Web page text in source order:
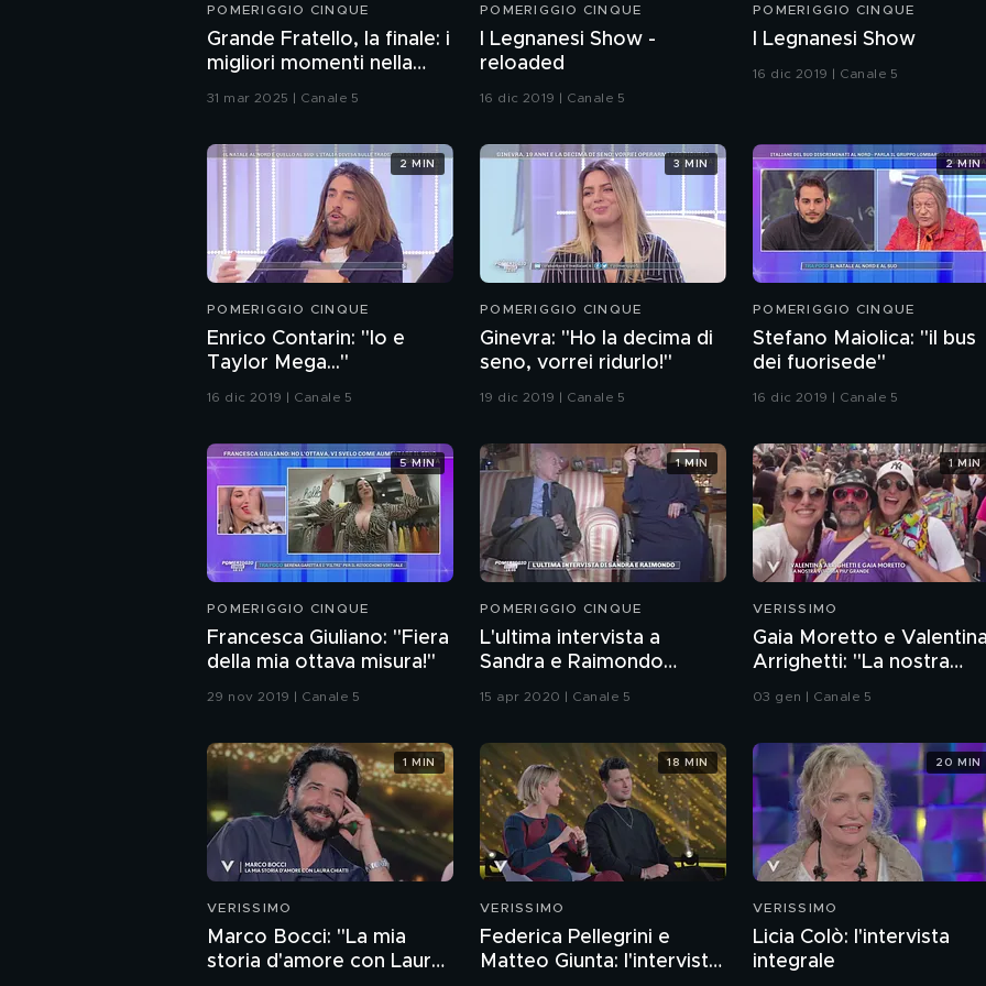
POMERIGGIO CINQUE
Grande Fratello, la finale: i
migliori momenti nella
31 mar 2025 | Canale 5
POMERIGGIO CINQUE
I Legnanesi Show -
reloaded
16 dic 2019 | Canale 5
POMERIGGIO CINQUE
I Legnanesi Show
16 dic 2019 | Canale 5
POMERIGGIO CINQUE
Enrico Contarin: "Io e
Taylor Mega..."
16 dic 2019 | Canale 5
2 MIN
POMERIGGIO CINQUE
Ginevra: "Ho la decima di
seno, vorrei ridurlo!"
19 dic 2019 | Canale 5
3 MIN
POMERIGGIO CINQUE
Stefano Maiolica: "il bus
dei fuorisede"
16 dic 2019 | Canale 5
2 MIN
POMERIGGIO CINQUE
Francesca Giuliano: "Fiera
della mia ottava misura!"
29 nov 2019 | Canale 5
5 MIN
POMERIGGIO CINQUE
L'ultima intervista a
Sandra e Raimondo
15 apr 2020 | Canale 5
1 MIN
VERISSIMO
Gaia Moretto e
Arrighetti: "La nostra
vittoria più grande"
03 gen | Canale 5
1 MIN
VERISSIMO
Marco Bocci: "La mia
storia d'amore con Laura
1 MIN
VERISSIMO
Federica Pellegrini e
Matteo Giunta: l'intervista
18 MIN
VERISSIMO
Licia Colò: l'intervista
integrale
20 MIN